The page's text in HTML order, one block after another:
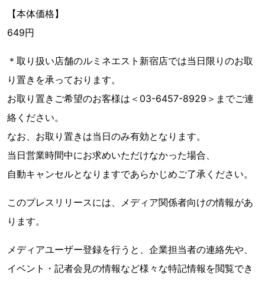
【本体価格】
649円
＊取り扱い店舗のルミネエスト新宿店では当日限りのお取
り置きを承っております。
お取り置きご希望のお客様は＜03-6457-8929＞までご連
絡ください。
なお、お取り置きは当日のみ有効となります。
当日営業時間中にお求めいただけなかった場合、
自動キャンセルとなりますであらかじめご了承ください。
このプレスリリースには、メディア関係者向けの情報があ
ります。
メディアユーザー登録を行うと、企業担当者の連絡先や、
イベント・記者会見の情報など様々な特記情報を閲覧でき